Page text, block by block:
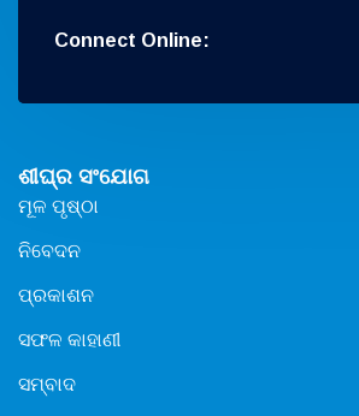
Connect Online:
ଶୀଘ୍ର ସଂଯୋଗ
ମୂଳ ପୃଷ୍ଠା
ନିବେଦନ
ପ୍ରକାଶନ
ସଫଳ କାହାଣୀ
ସମ୍ବାଦ